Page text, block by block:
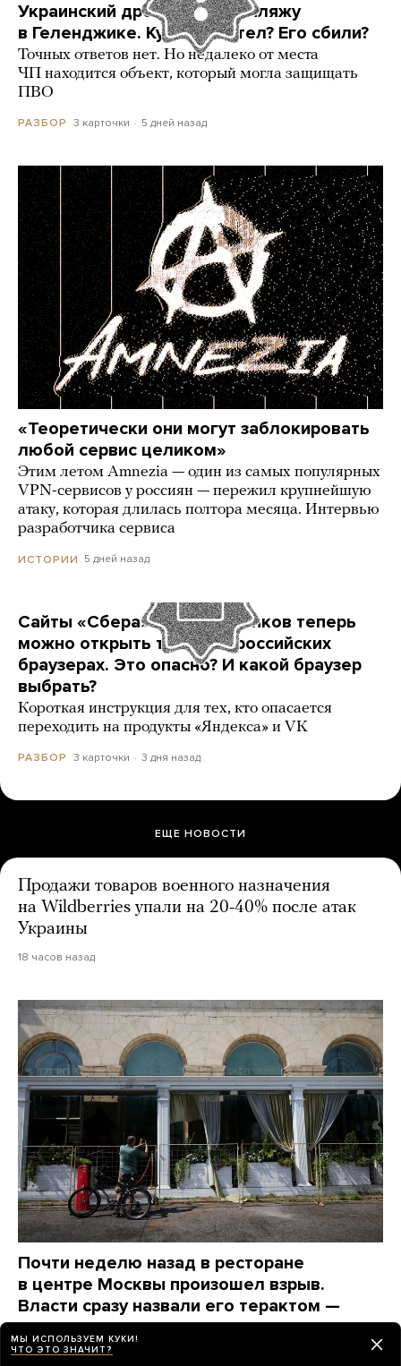
Украинский дрон попал по пляжу
в Геленджике. Куда он летел? Его сбили?
Точных ответов нет. Но недалеко от места
ЧП находится объект, который могла защищать
ПВО
РАЗБОР 3 карточки 5 дней назад
«Теоретически они могут заблокировать
любой сервис целиком»
Этим летом Amnezia — один из самых популярных
VPN-сервисов у россиян — пережил крупнейшую
атаку, которая длилась полтора месяца. Интервью
разработчика сервиса
ИСТОРИИ 5 дней назад
Сайты «Сбера» и других банков теперь
можно открыть только в российских
браузерах. Это опасно? И какой браузер
выбрать?
Короткая инструкция для тех, кто опасается
переходить на продукты «Яндекса» и VK
РАЗБОР 3 карточки 3 дня назад
ЕЩЕ НОВОСТИ
Продажи товаров военного назначения
на Wildberries упали на 20-40% после атак
Украины
18 часов назад
Почти неделю назад в ресторане
в центре Москвы произошел взрыв.
Власти сразу назвали его терактом —
и сразу же перестали о нем говорить
Вот какие вопросы до сих пор остаются без ответов
МЫ ИСПОЛЬЗУЕМ КУКИ!
ЧТО ЭТО ЗНАЧИТ?